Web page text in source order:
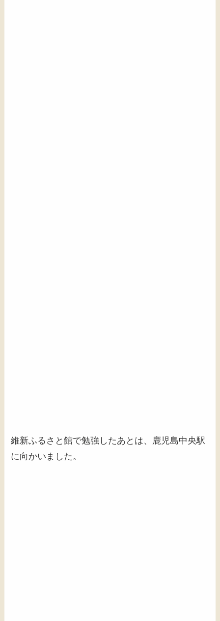
維新ふるさと館で勉強したあとは、鹿児島中央駅
に向かいました。